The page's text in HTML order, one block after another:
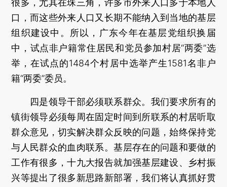
很多，尤其在珠三角，许多市外来人口多于本地人
口，而这些外来人口又长期不能纳入到当地的基层
组织建设中。所以，广东今年在基层党组织换届
中，试点非户籍常住居民和党员参加村居“两委”选
举，在试点的1484个村居中选举产生1581名非户
籍“两委”委员。
四是领导干部必须联系群众。我们要求所有的
镇街领导必须每周在固定时间到所联系的村居听取
群众意见，切实解决群众反映的问题，始终保持党
与人民群众的血肉联系。基层存在的问题和要做的
工作有很多，十九大报告就加强基层建设、乡村振
兴等提出了很多新思路新部署，我们将认真抓好贯